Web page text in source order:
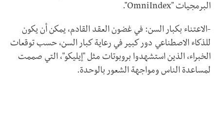
البرمجيات "OmniIndex
".
-الاعتناء بكبار السن: في غضون العقد القادم، يمكن أن يكون
للذكاء الاصطناعي دور كبير في رعاية كبار السن، حسب توقعات
الخبراء، الذين استشهدوا بروبوتات مثل "إيليكو"، التي صممت
لمساعدة الناس ومواجهة الشعور بالوحدة.